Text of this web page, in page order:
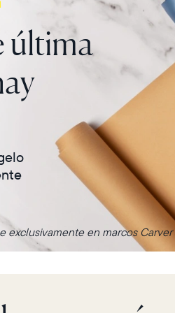
última
exclusivamente en marcos